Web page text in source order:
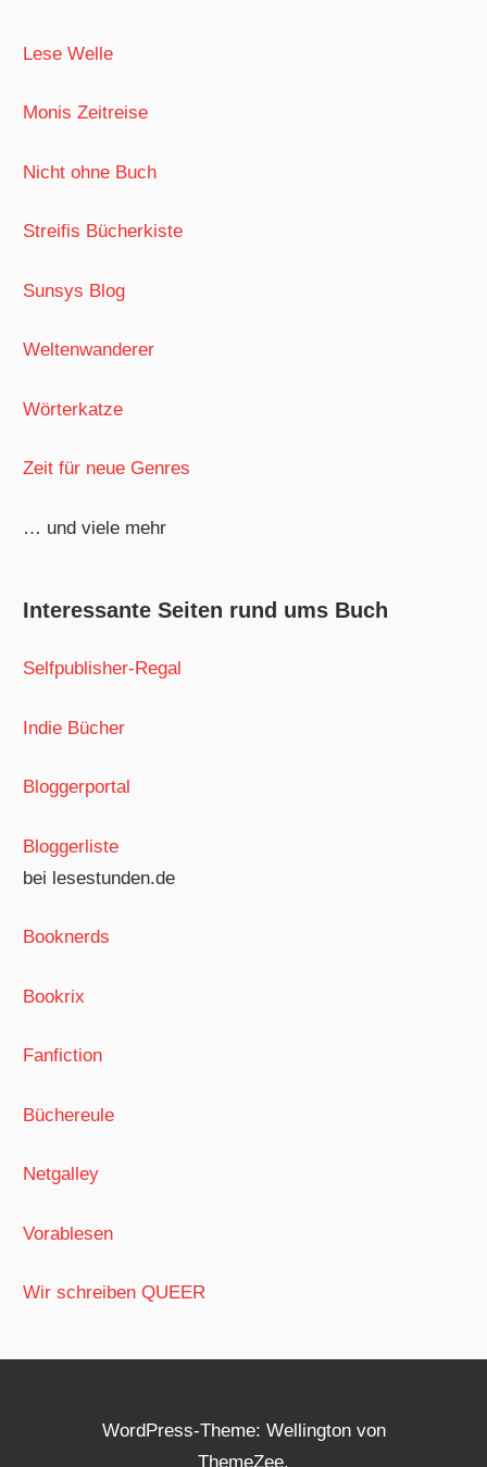
Lese Welle
Monis Zeitreise
Nicht ohne Buch
Streifis Bücherkiste
Sunsys Blog
Weltenwanderer
Wörterkatze
Zeit für neue Genres
… und viele mehr
Interessante Seiten rund ums Buch
Selfpublisher-Regal
Indie Bücher
Bloggerportal
Bloggerliste
bei lesestunden.de
Booknerds
Bookrix
Fanfiction
Büchereule
Netgalley
Vorablesen
Wir schreiben QUEER
WordPress-Theme: Wellington von
ThemeZee.